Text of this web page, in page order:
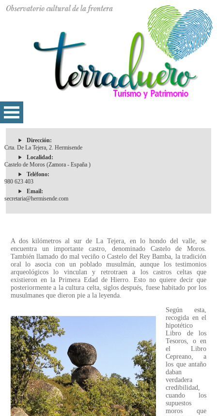
Dirección:
Crta. De La Tejera, 2. Hermisende
Localidad:
Castelo de Moros (Zamora - España )
Teléfono:
980 623 403
Email:
secretaria@hermisende.com
A dos kilómetros al sur de La Tejera, en lo hondo del valle, se
encuentra un importante castro, denominado Castelo de Moros.
También llamado do mal veciño o Castelo del Rey Bamba, la tradición
oral lo asocia con un poblado musulmán, aunque los testimonios
arqueológicos lo vinculan y retrotraen a los castros celtas que
existieron en la Primera Edad de Hierro. Esto no quiere decir que
posteriormente a la cultura celta, siglos después, fuese habitado por los
musulmanes que dieron pie a la leyenda.
Según esta,
recogida en el
hipotético
Libro de los
Tesoros, o en
el Libro
Cepreano, a
los que antaño
daban
verdadera
credibilidad,
cuando los
supuestos
moros que